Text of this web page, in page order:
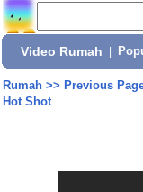
Video Rumah
Rumah>> Previous
Hot Shot